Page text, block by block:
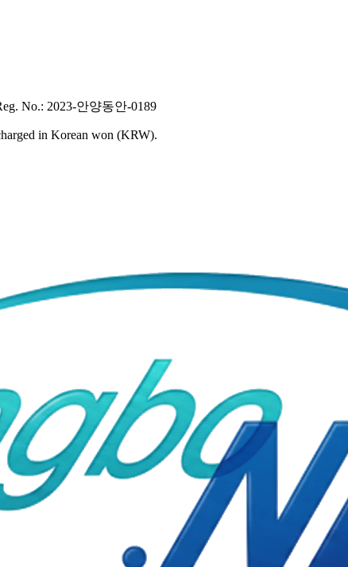
No.: 2023-안양동안-0189
in Korean won (KRW).